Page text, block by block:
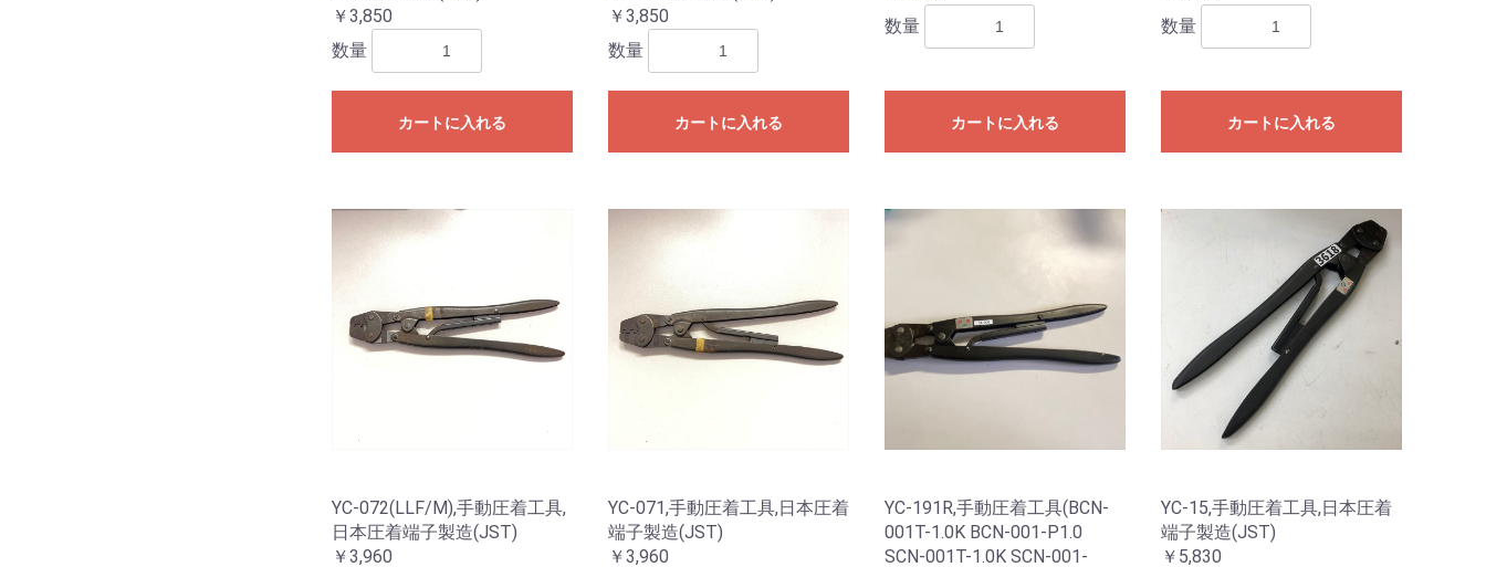
￥3,850
数量
カートに入れる
￥3,850
数量
カートに入れる
数量
カートに入れる
数量
カートに入れる
YC-072(LLF/M),手動圧着工具,
日本圧着端子製造(JST)
￥3,960
YC-071,手動圧着工具,日本圧着
端子製造(JST)
￥3,960
YC-191R,手動圧着工具(BCN-
001T-1.0K BCN-001-P1.0
SCN-001T-1.0K SCN-001-
YC-15,手動圧着工具,日本圧着
端子製造(JST)
￥5,830